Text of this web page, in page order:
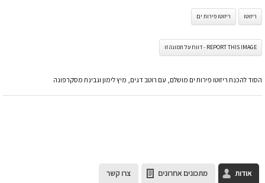
ריזוטו ריזוטו פירות ים
REPORT THIS IMAGE - דווח על תמונה זו
הסוד להכנת ריזוטו פירות ים מושלם, עם רוטב דגים, מיץ לימון וגבינת מסקרפונה
אודות מתכונים אחרונים צרו קשר